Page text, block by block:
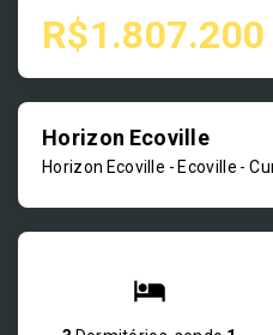
R$1.807.200
Horizon Ecoville
Horizon Ecoville - Ecoville -